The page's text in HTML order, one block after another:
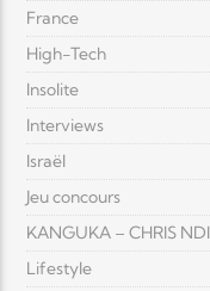
France
High-Tech
Insolite
Interviews
Israël
Jeu concours
KANGUKA – CHRIS
Lifestyle